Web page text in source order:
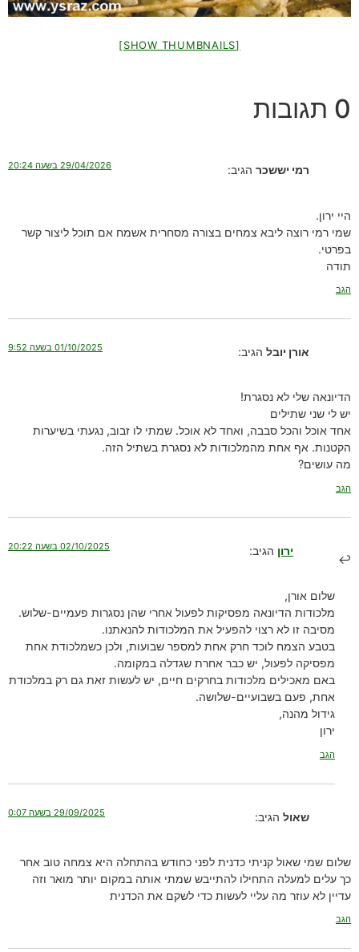
[SHOW THUMBNAILS]
0 תגובות
רמי יששכר הגיב: 29/04/2026 בשעה 20:24
היי ירון.
שמי רמי רוצה ליבא צמחים בצורה מסחרית אשמח אם תוכל ליצור קשר
בפרטי.
תודה
הגב
אורן יובל הגיב: 01/10/2025 בשעה 9:52
הדיונאה שלי לא נסגרת!
יש לי שני שתילים
אחד אוכל והכל סבבה, ואחד לא אוכל. שמתי לו זבוב, נגעתי בשיערות
הקטנות. אף אחת מהמלכודות לא נסגרת בשתיל הזה.
מה עושים?
הגב
ירון הגיב: 02/10/2025 בשעה 20:22
שלום אורן,
מלכודות הדיונאה מפסיקות לפעול אחרי שהן נסגרות פעמיים-שלוש.
מסיבה זו לא רצוי להפעיל את המלכודות להנאתנו.
בטבע הצמח לוכד חרק אחת למספר שבועות, ולכן כשמלכודת אחת
מפסיקה לפעול, יש כבר אחרת שגדלה במקומה.
באם מאכילים מלכודות בחרקים חיים, יש לעשות זאת גם רק במלכודת
אחת, פעם בשבועיים-שלושה.
גידול מהנה,
ירון
הגב
שאול הגיב: 29/09/2025 בשעה 0:07
שלום שמי שאול קניתי כדנית לפני כחודש בהתחלה היא צמחה טוב אחר
כך עלים למעלה התחילו להתייבש שמתי אותה במקום יותר מואר וזה
עדיין לא עוזר מה עליי לעשות כדי לשקם את הכדנית
הגב